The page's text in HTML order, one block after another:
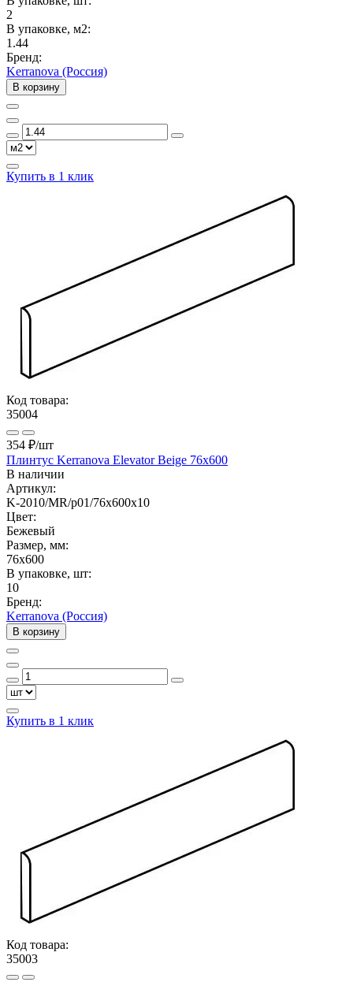
2
В упаковке, м2:
1.44
Бренд:
Kerranova (Россия)
В корзину
Купить в 1 клик
Код товара:
35004
354 ₽/шт
Плинтус Kerranova Elevator Beige 76х600
В наличии
Артикул:
K-2010/MR/p01/76х600x10
Цвет:
Бежевый
Размер, мм:
76x600
В упаковке, шт:
10
Бренд:
Kerranova (Россия)
В корзину
Купить в 1 клик
Код товара:
35003